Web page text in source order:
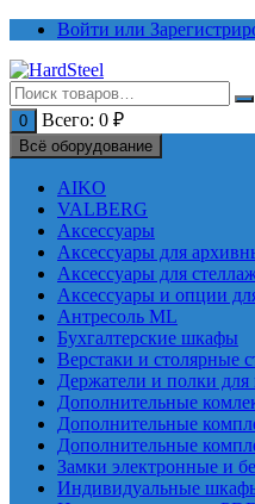
Перейти
содержимому
Войти или
0 Всего: 0 ₽
Всё оборудование
AIKO
VALBERG
Аксессуары
Аксессуары для
Аксессуары для
Аксессуары и опции
Антресоль ML
Бухгалтерские шкафы
Верстаки и столярные
Держатели и полки для
Дополнительные
Дополнительные
Дополнительные
Замки электронные и
Индивидуальные